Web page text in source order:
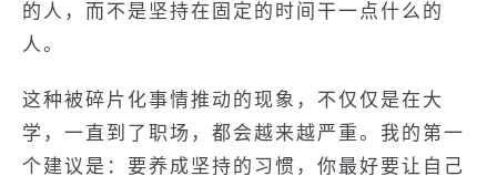
的人，而不是坚持在固定的时间干一点什么的
人。
这种被碎片化事情推动的现象，不仅仅是在大
学，一直到了职场，都会越来越严重。我的第一
个建议是：要养成坚持的习惯，你最好要让自己